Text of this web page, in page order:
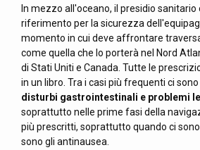
In mezzo all'oceano, il presidio sanitario
riferimento per la sicurezza
momento in cui deve affrontare
come quella che lo porterà nel Nord
di Stati Uniti e Canada. Tutte le
in un libro. Tra i casi più frequenti ci sono
disturbi gastrointestinali e problemi
soprattutto nelle prime fasi della
più prescritti, soprattutto quando ci
sono gli antinausea.